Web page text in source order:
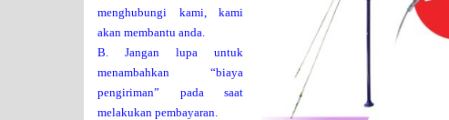
menghubungi kami, kami
akan membantu anda.
B. Jangan lupa untuk
menambahkan “biaya
pengiriman” pada saat
melakukan pembayaran.